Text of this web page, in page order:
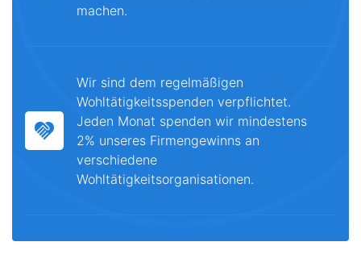
machen.
Wir sind dem regelmäßigen
Wohltätigkeitsspenden verpflichtet.
Jeden Monat spenden wir mindestens
2% unseres Firmengewinns an
verschiedene
Wohltätigkeitsorganisationen.